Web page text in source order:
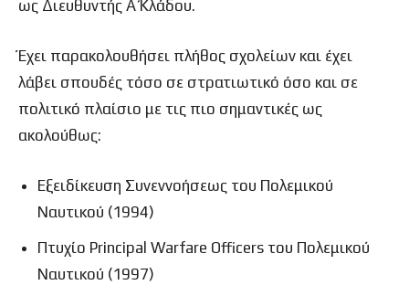
ως Διευθυντής Α΄ Κλάδου.
Έχει παρακολουθήσει πλήθος σχολείων και έχει
λάβει σπουδές τόσο σε στρατιωτικό όσο και σε
πολιτικό πλαίσιο με τις πιο σημαντικές ως
ακολούθως:
Εξειδίκευση Συνεννοήσεως του Πολεμικού
Ναυτικού (1994)
Πτυχίο Principal Warfare Officers του Πολεμικού
Ναυτικού (1997)